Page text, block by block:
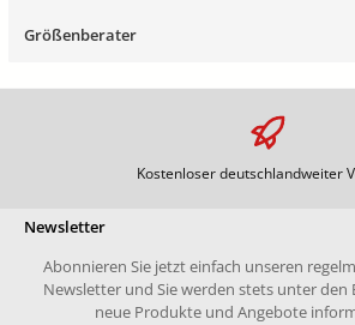
Größenberater
Kostenloser deutschlandweiter
Newsletter
Abonnieren Sie jetzt einfach unseren
Newsletter und Sie werden stets unter den
neue Produkte und Angebote